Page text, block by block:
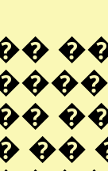
��